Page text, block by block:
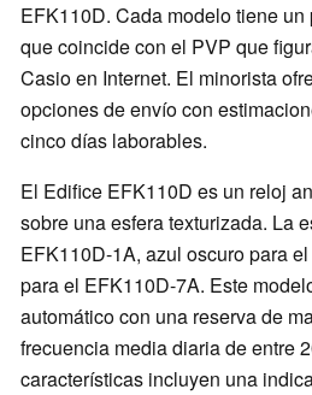
EFK110D. Cada modelo tiene
que coincide con el PVP que
Casio en Internet. El minorista
opciones de envío con
cinco días laborables.
El Edifice EFK110D es un reloj
sobre una esfera texturizada. La
EFK110D-1A, azul oscuro para
para el EFK110D-7A. Este
automático con una reserva de
frecuencia media diaria de entre
características incluyen una